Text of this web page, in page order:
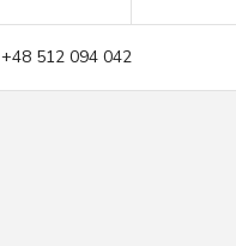
+48 512 094 042